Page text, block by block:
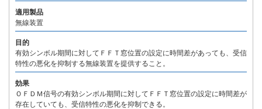
適用製品
無線装置
目的
有効シンボル期間に対してＦＦＴ窓位置の設定に時間差があっても、受信
特性の悪化を抑制する無線装置を提供すること。
効果
ＯＦＤＭ信号の有効シンボル期間に対してＦＦＴ窓位置の設定に時間差が
存在していても、受信特性の悪化を抑制できる。